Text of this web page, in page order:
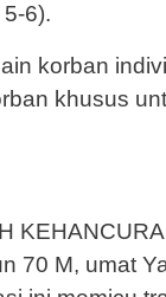
6).
korban
khusus
70 M, umat